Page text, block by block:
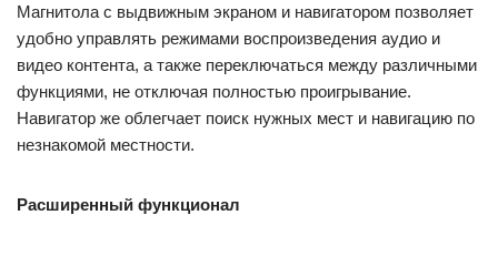
Магнитола с выдвижным экраном и навигатором позволяет
удобно управлять режимами воспроизведения аудио и
видео контента, а также переключаться между различными
функциями, не отключая полностью проигрывание.
Навигатор же облегчает поиск нужных мест и навигацию по
незнакомой местности.
Расширенный функционал